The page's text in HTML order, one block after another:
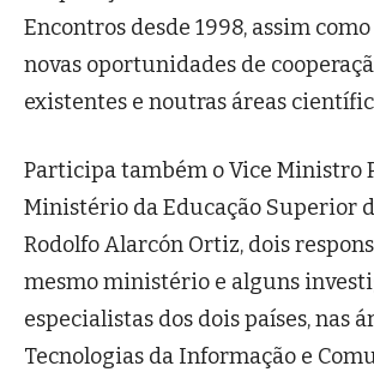
Encontros desde 1998, assim
novas oportunidades de
existentes e noutras áreas
Participa também o Vice Ministro
Ministério da Educação Superior
Rodolfo Alarcón Ortiz, dois
mesmo ministério e alguns
especialistas dos dois países, nas
Tecnologias da Informação e